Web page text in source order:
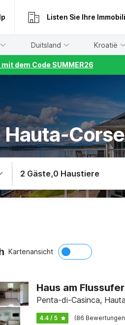
Listen Sie Ihre
Duitsland Kroatië
dem Code SUMMER26
Hauta-Corse
2 Gäste,0 Haustiere
Kartenansicht
Haus am
Penta-di-Casinca,
4.4 / 5 (86